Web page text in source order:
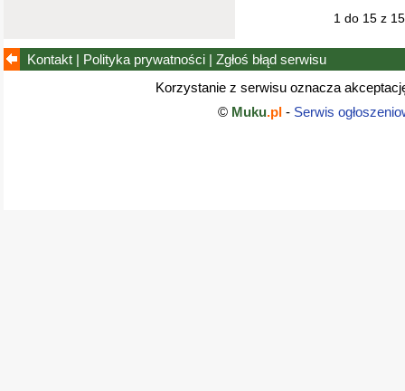
1 do 15 z
Kontakt | Polityka prywatności | Zgłoś błąd serwisu
Korzystanie z serwisu oznacza
© Muku.pl- Serwis